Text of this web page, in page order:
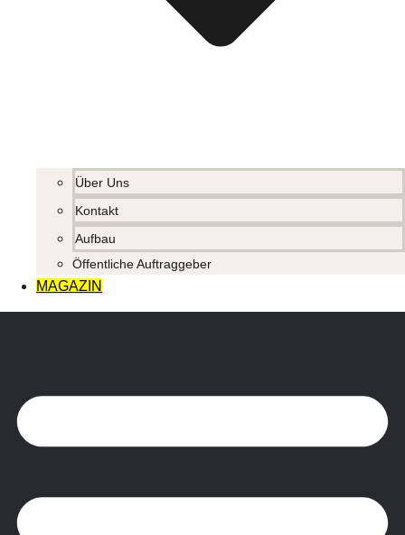
Über Uns
Kontakt
Aufbau
Öffentliche Auftraggeber
MAGAZIN